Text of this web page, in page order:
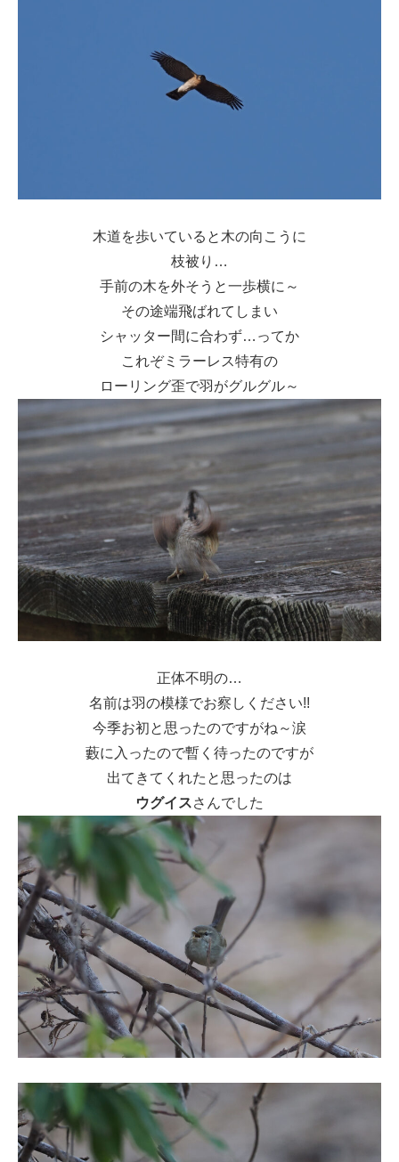
木道を歩いていると木の向こうに
枝被り…
手前の木を外そうと一歩横に～
その途端飛ばれてしまい
シャッター間に合わず…ってか
これぞミラーレス特有の
ローリング歪で羽がグルグル～
正体不明の…
名前は羽の模様でお察しください!!
今季お初と思ったのですがね～涙
藪に入ったので暫く待ったのですが
出てきてくれたと思ったのは
ウグイスさんでした